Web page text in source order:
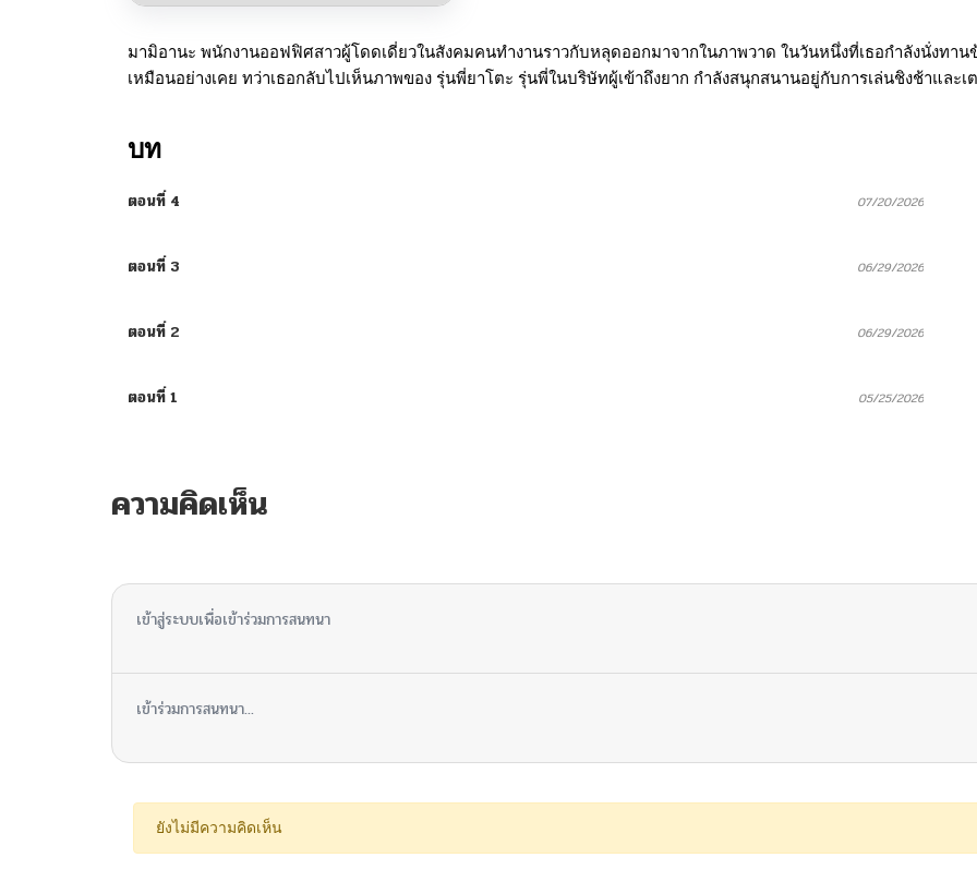
มามิอานะ พนักงานออฟฟิศสาวผู้โดดเดี่ยวในสังคมคนทำงานราวกับหลุดออกมาจากในภาพวาด ในวันหนึ่งที่เธอกำลังนั่งทาน
เหมือนอย่างเคย ทว่าเธอกลับไปเห็นภาพของ รุ่นพี่ยาโตะ รุ่นพี่ในบริษัทผู้เข้าถึงยาก กำลังสนุกสนานอยู่กับการเล่นชิงช้าและเ
บท
ตอนที่ 4 07/20/2026
ตอนที่ 3 06/29/2026
ตอนที่ 2 06/29/2026
ตอนที่ 1 05/25/2026
ความคิดเห็น
เข้าสู่ระบบเพื่อเข้าร่วมการสนทนา
เข้าร่วมการสนทนา...
ยังไม่มีความคิดเห็น